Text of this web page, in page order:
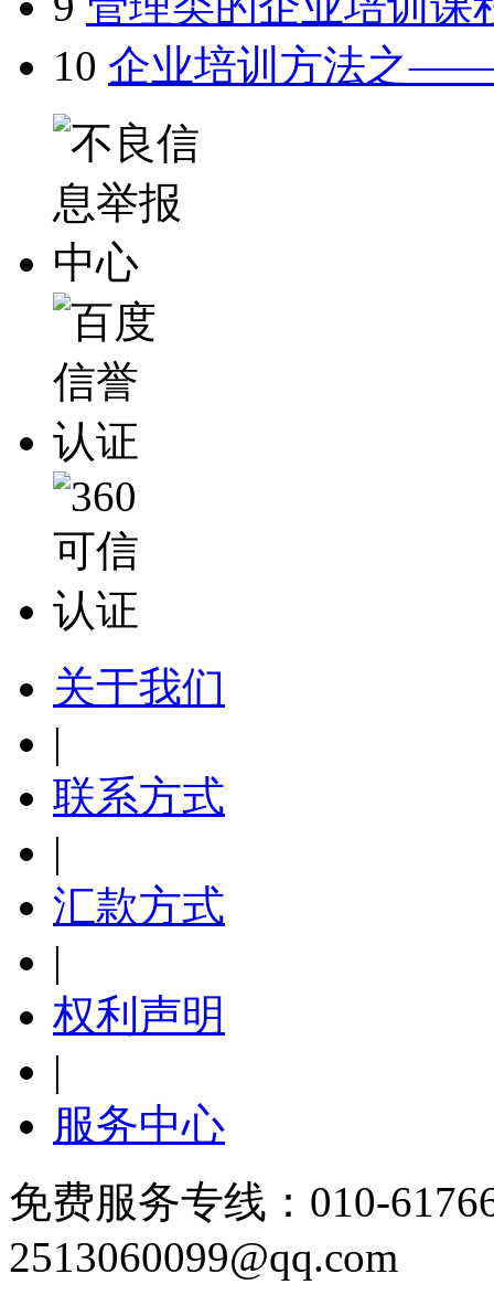
10 企业培训方法之
关于我们
|
联系方式
|
汇款方式
|
权利声明
|
服务中心
免费服务专线：010-
2513060099@qq.com